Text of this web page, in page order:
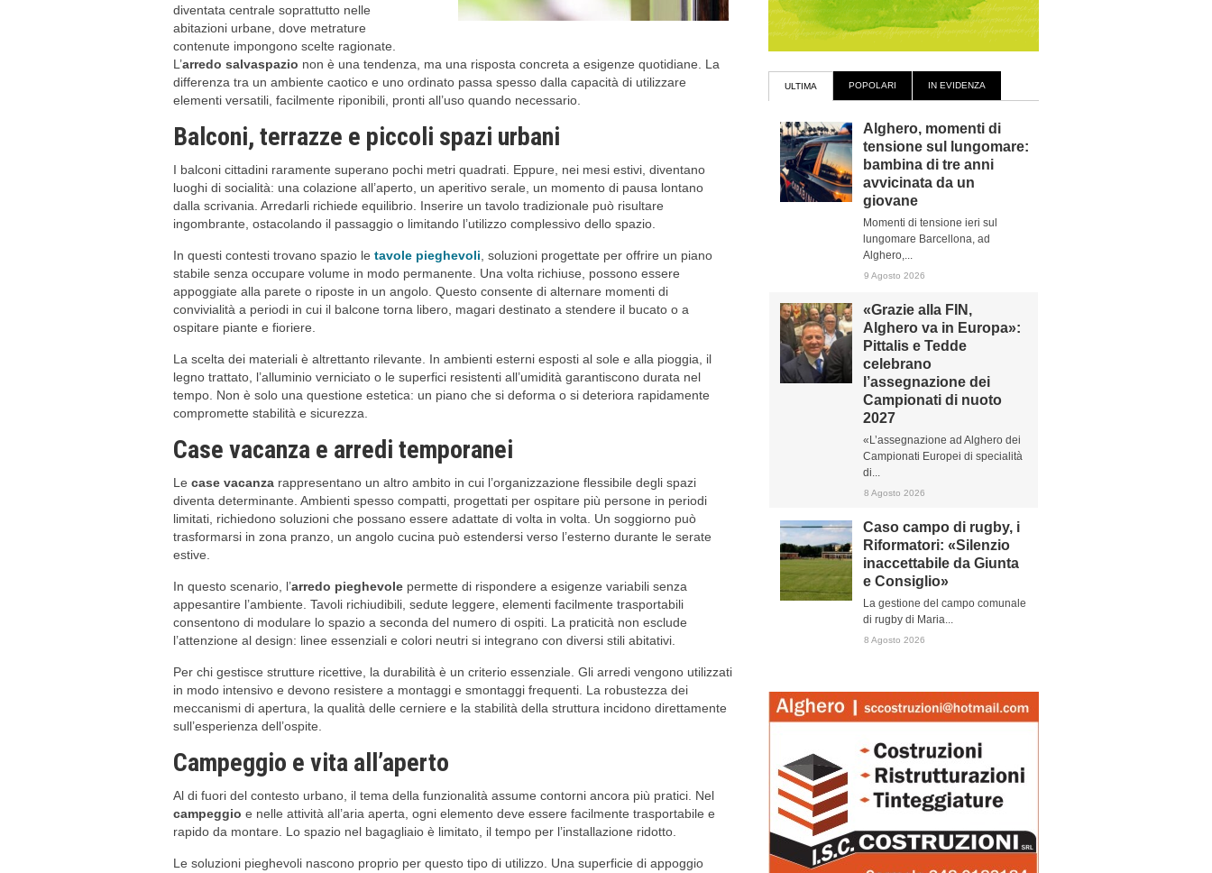
diventata centrale soprattutto nelle
abitazioni urbane, dove metrature
contenute impongono scelte ragionate.
L’arredo salvaspazio non è una tendenza, ma una risposta concreta a esigenze quotidiane. La
differenza tra un ambiente caotico e uno ordinato passa spesso dalla capacità di utilizzare
elementi versatili, facilmente riponibili, pronti all’uso quando necessario.
Balconi, terrazze e piccoli spazi urbani
I balconi cittadini raramente superano pochi metri quadrati. Eppure, nei mesi estivi, diventano
luoghi di socialità: una colazione all’aperto, un aperitivo serale, un momento di pausa lontano
dalla scrivania. Arredarli richiede equilibrio. Inserire un tavolo tradizionale può risultare
ingombrante, ostacolando il passaggio o limitando l’utilizzo complessivo dello spazio.
In questi contesti trovano spazio le tavole pieghevoli , soluzioni progettate per offrire un piano
stabile senza occupare volume in modo permanente. Una volta richiuse, possono essere
appoggiate alla parete o riposte in un angolo. Questo consente di alternare momenti di
convivialità a periodi in cui il balcone torna libero, magari destinato a stendere il bucato o a
ospitare piante e fioriere.
La scelta dei materiali è altrettanto rilevante. In ambienti esterni esposti al sole e alla pioggia, il
legno trattato, l’alluminio verniciato o le superfici resistenti all’umidità garantiscono durata nel
tempo. Non è solo una questione estetica: un piano che si deforma o si deteriora rapidamente
compromette stabilità e sicurezza.
Case vacanza e arredi temporanei
Le case vacanza rappresentano un altro ambito in cui l’organizzazione flessibile degli spazi
diventa determinante. Ambienti spesso compatti, progettati per ospitare più persone in periodi
limitati, richiedono soluzioni che possano essere adattate di volta in volta. Un soggiorno può
trasformarsi in zona pranzo, un angolo cucina può estendersi verso l’esterno durante le serate
estive.
In questo scenario, l’arredo pieghevole permette di rispondere a esigenze variabili senza
appesantire l’ambiente. Tavoli richiudibili, sedute leggere, elementi facilmente trasportabili
consentono di modulare lo spazio a seconda del numero di ospiti. La praticità non esclude
l’attenzione al design: linee essenziali e colori neutri si integrano con diversi stili abitativi.
Per chi gestisce strutture ricettive, la durabilità è un criterio essenziale. Gli arredi vengono utilizzati
in modo intensivo e devono resistere a montaggi e smontaggi frequenti. La robustezza dei
meccanismi di apertura, la qualità delle cerniere e la stabilità della struttura incidono direttamente
sull’esperienza dell’ospite.
Campeggio e vita all’aperto
Al di fuori del contesto urbano, il tema della funzionalità assume contorni ancora più pratici. Nel
campeggio e nelle attività all’aria aperta, ogni elemento deve essere facilmente trasportabile e
rapido da montare. Lo spazio nel bagagliaio è limitato, il tempo per l’installazione ridotto.
Le soluzioni pieghevoli nascono proprio per questo tipo di utilizzo. Una superficie di appoggio
ULTIMA POPOLARI IN EVIDENZA
Alghero, momenti di
tensione sul lungomare:
bambina di tre anni
avvicinata da un
giovane
Momenti di tensione ieri sul
lungomare Barcellona, ad
Alghero,...
9 Agosto 2026
«Grazie alla FIN,
Alghero va in Europa»:
Pittalis e Tedde
celebrano
l’assegnazione dei
Campionati di nuoto
2027
«L’assegnazione ad Alghero dei
Campionati Europei di specialità
di...
8 Agosto 2026
Caso campo di rugby, i
Riformatori: «Silenzio
inaccettabile da Giunta
e Consiglio»
La gestione del campo comunale
di rugby di Maria...
8 Agosto 2026